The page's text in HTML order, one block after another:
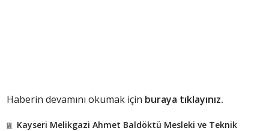
Haberin devamını okumak için buraya tıklayınız.
Kayseri Melikgazi Ahmet Baldöktü Mesleki ve Teknik